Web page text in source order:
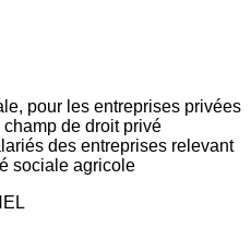
pour les entreprises privées
de droit privé
des entreprises relevant
sociale agricole